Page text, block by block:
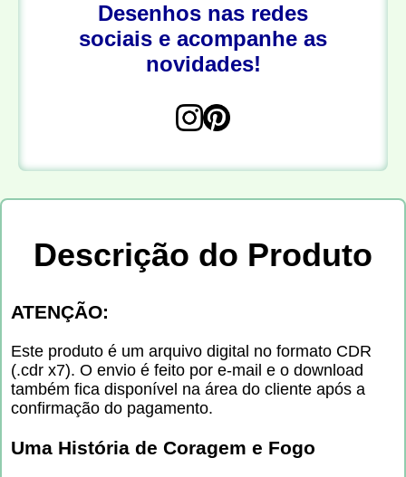
Desenhos nas redes
sociais e acompanhe as
novidades!
Descrição do Produto
ATENÇÃO:
Este produto é um arquivo digital no formato CDR
(.cdr x7). O envio é feito por e-mail e o download
também fica disponível na área do cliente após a
confirmação do pagamento.
Uma História de Coragem e Fogo